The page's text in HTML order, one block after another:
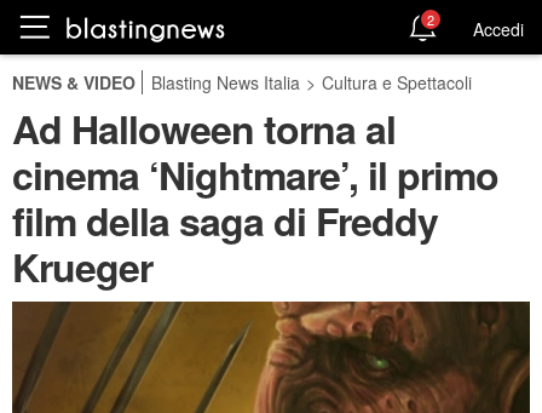
2 Accedi
NEWS & VIDEO Blasting News Italia > Cultura e Spettacoli
Ad Halloween torna al
cinema ‘Nightmare’, il primo
film della saga di Freddy
Krueger